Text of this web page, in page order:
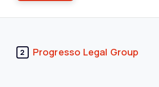
2 Progresso Legal Group